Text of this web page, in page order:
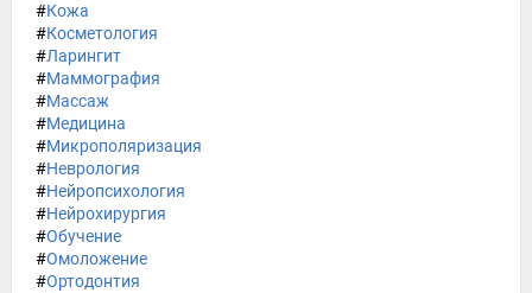
#Кожа
#Косметология
#Ларингит
#Маммография
#Массаж
#Медицина
#Микрополяризация
#Неврология
#Нейропсихология
#Нейрохирургия
#Обучение
#Омоложение
#Ортодонтия